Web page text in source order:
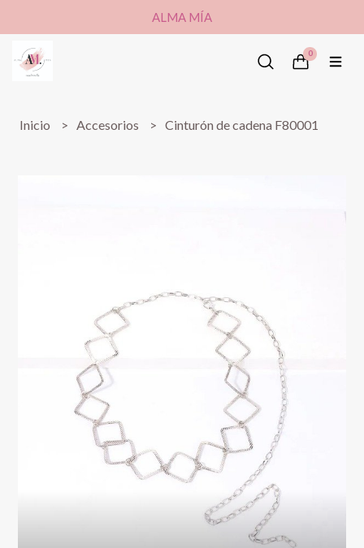
ALMA MÍA
0
Inicio Accesorios Cinturón de cadena F80001